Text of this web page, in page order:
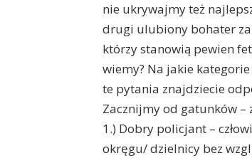
nie ukrywajmy też
drugi ulubiony bohater
którzy stanowią pewien
wiemy? Na jakie
te pytania znajdziecie
Zacznijmy od gatunków
1.) Dobry policjant –
okręgu/ dzielnicy bez